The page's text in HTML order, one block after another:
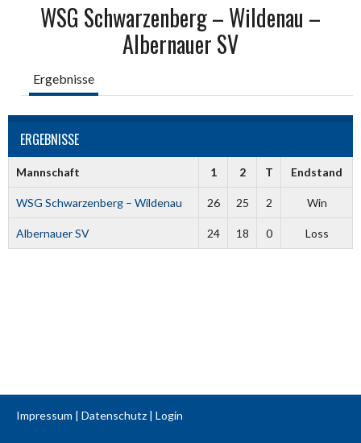
WSG Schwarzenberg – Wildenau –
Albernauer SV
Ergebnisse
ERGEBNISSE
Mannschaft 1 2 T Endstand
WSG Schwarzenberg – Wildenau 26 25 2 Win
Albernauer SV 24 18 0 Loss
Impressum | Datenschutz | Login